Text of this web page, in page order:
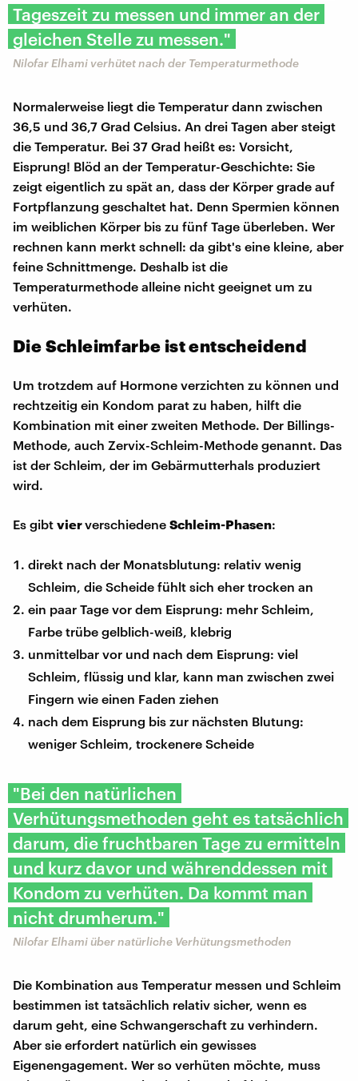
Tageszeit zu messen und immer an der
gleichen Stelle zu messen."
Nilofar Elhami verhütet nach der Temperaturmethode
Normalerweise liegt die Temperatur dann zwischen
36,5 und 36,7 Grad Celsius. An drei Tagen aber steigt
die Temperatur. Bei 37 Grad heißt es: Vorsicht,
Eisprung! Blöd an der Temperatur-Geschichte: Sie
zeigt eigentlich zu spät an, dass der Körper grade auf
Fortpflanzung geschaltet hat. Denn Spermien können
im weiblichen Körper bis zu fünf Tage überleben. Wer
rechnen kann merkt schnell: da gibt's eine kleine, aber
feine Schnittmenge. Deshalb ist die
Temperaturmethode alleine nicht geeignet um zu
verhüten.
Die Schleimfarbe ist entscheidend
Um trotzdem auf Hormone verzichten zu können und
rechtzeitig ein Kondom parat zu haben, hilft die
Kombination mit einer zweiten Methode. Der Billings-
Methode, auch Zervix-Schleim-Methode genannt. Das
ist der Schleim, der im Gebärmutterhals produziert
wird.
Es gibt vierverschiedene Schleim-Phasen:
direkt nach der Monatsblutung: relativ wenig
Schleim, die Scheide fühlt sich eher trocken an
ein paar Tage vor dem Eisprung: mehr Schleim,
Farbe trübe gelblich-weiß, klebrig
unmittelbar vor und nach dem Eisprung: viel
Schleim, flüssig und klar, kann man zwischen zwei
Fingern wie einen Faden ziehen
nach dem Eisprung bis zur nächsten Blutung:
weniger Schleim, trockenere Scheide
"Bei den natürlichen
Verhütungsmethoden geht es tatsächlich
darum, die fruchtbaren Tage zu ermitteln
und kurz davor und währenddessen mit
Kondom zu verhüten. Da kommt man
nicht drumherum."
Nilofar Elhami über natürliche Verhütungsmethoden
Die Kombination aus Temperatur messen und Schleim
bestimmen ist tatsächlich relativ sicher, wenn es
darum geht, eine Schwangerschaft zu verhindern.
Aber sie erfordert natürlich ein gewisses
Eigenengagement. Wer so verhüten möchte, muss